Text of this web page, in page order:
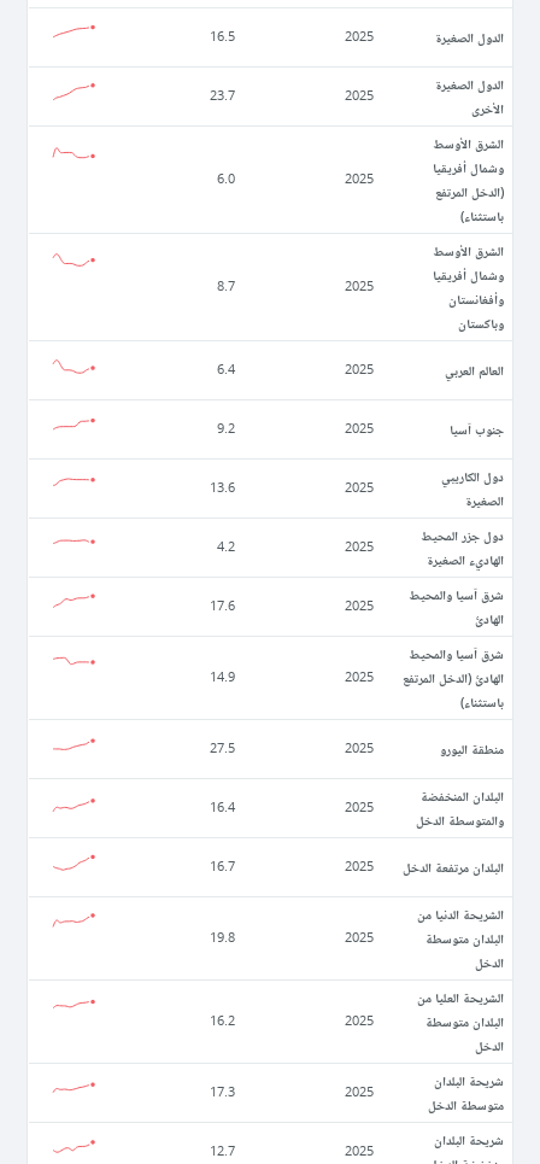
الدول الصغيرة 2025
16.5
الدول الصغيرة
الأخرى
2025
23.7
الشرق الأوسط
وشمال أفريقيا
(الدخل المرتفع
باستثناء)
2025
6.0
الشرق الأوسط
وشمال أفريقيا
وأفغانستان
وباكستان
2025
8.7
العالم العربي 2025
6.4
جنوب آسيا 2025
9.2
دول الكاريبي
الصغيرة
2025
13.6
دول جزر المحيط
الهاديء الصغيرة
2025
4.2
شرق آسيا والمحيط
الهادئ
2025
17.6
شرق آسيا والمحيط
الهادئ (الدخل المرتفع
باستثناء)
2025
14.9
منطقة اليورو 2025
27.5
البلدان المنخفضة
والمتوسطة الدخل
2025
16.4
البلدان مرتفعة الدخل 2025
16.7
الشريحة الدنيا من
البلدان متوسطة
الدخل
2025
19.8
الشريحة العليا من
البلدان متوسطة
الدخل
2025
16.2
شريحة البلدان
متوسطة الدخل
2025
17.3
شريحة البلدان
2025
12.7